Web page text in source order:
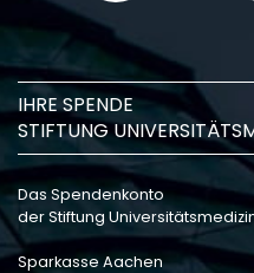
IHRE SPENDE
STIFTUNG
Das Spendenkonto
der Stiftung
Sparkasse Aachen